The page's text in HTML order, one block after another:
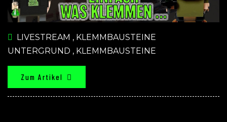
LIVESTREAM , KLEMMBAUSTEINE
UNTERGRUND , KLEMMBAUSTEINE
Zum Artikel